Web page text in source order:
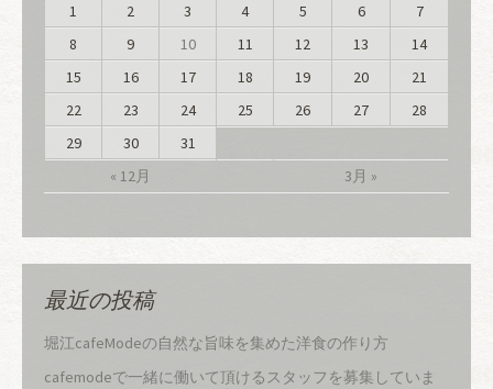
« 12月 3月 »
1 2 3 4 5 6
7
8
9 10 11 12 13
14
15
16 17 18 19 20
21
22
23 24 25 26 27
28
29
30 31
最近の投稿
堀江cafeModeの自然な旨味を集めた洋食の作り方
cafemodeで一緒に働いて頂けるスタッフを募集していま